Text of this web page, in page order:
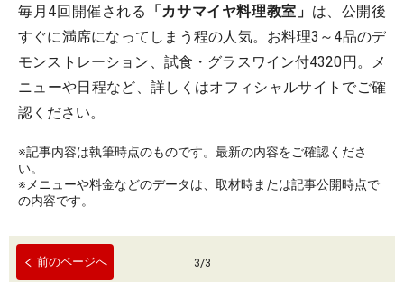
毎月4回開催される 「カサマイヤ料理教室」 は、公開後
すぐに満席になってしまう程の人気。お料理3～4品のデ
モンストレーション、試食・グラスワイン付4320円。メ
ニューや日程など、詳しくはオフィシャルサイトでご確
認ください。
※記事内容は執筆時点のものです。最新の内容をご確認くださ
い。
※メニューや料金などのデータは、取材時または記事公開時点で
の内容です。
前のページへ 3/3